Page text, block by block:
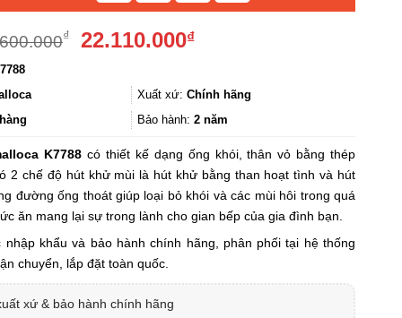
₫
Giá
25.600.000₫.
22.110.000₫Giá
là:
22.110.000₫.
Xuất xứ:Chính hãng
Bảo hành:2 năm
K7788 có thiết kế dạng ống khói, thân vỏ bằng thép
2 chế độ hút khử mùi là hút khử bằng than hoạt tình và hút
đường ống thoát giúp loại bỏ khói và các mùi hôi trong quá
ăn mang lại sự trong lành cho gian bếp của gia đình bạn.
nhập khẩu và bảo hành chính hãng, phân phối tại hệ thống
chuyển, lắp đặt toàn quốc.
xứ & bảo hành chính hãng